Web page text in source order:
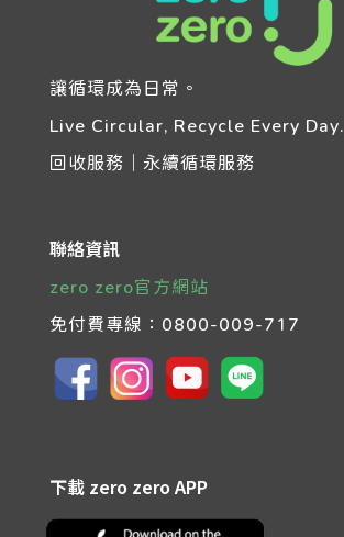
讓循環成為日常。
Live Circular, Recycle Every Day.
回收服務｜永續循環服務
聯絡資訊
zero zero官方網站
免付費專線： 0800-009-717
下載 zero zero APP